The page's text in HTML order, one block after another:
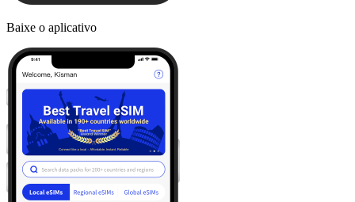
Baixe o aplicativo